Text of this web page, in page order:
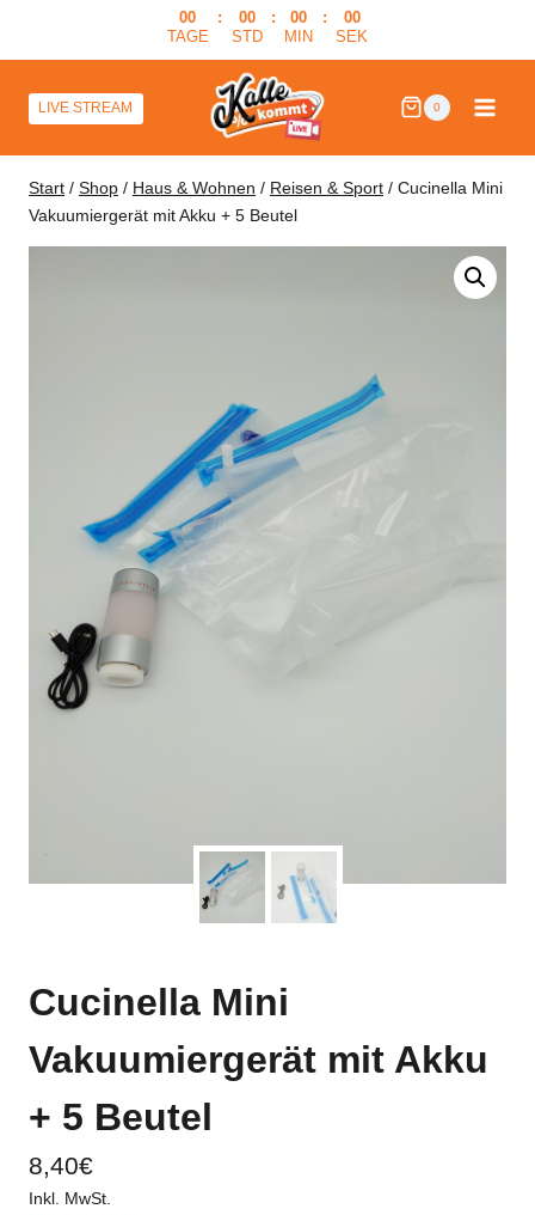
00
TAGE
:
00
STD
:
00
MIN
:
00
SEK
LIVE STREAM 0
Start / Shop / Haus & Wohnen / Reisen & Sport / Cucinella Mini
Vakuumiergerät mit Akku + 5 Beutel
Cucinella Mini
Vakuumiergerät mit Akku
+ 5 Beutel
8,40€
Inkl. MwSt.